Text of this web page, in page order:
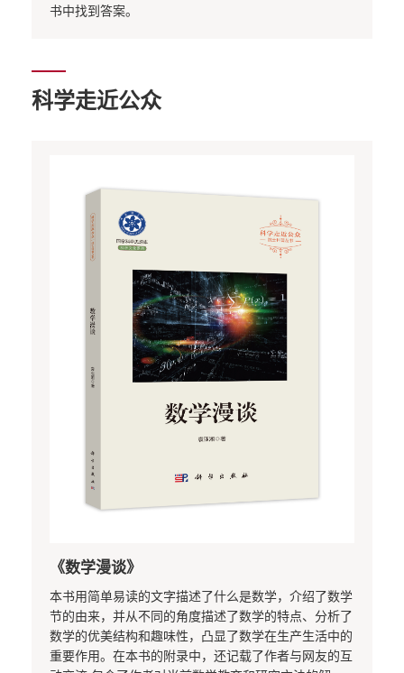
书中找到答案。
科学走近公众
《数学漫谈》
本书用简单易读的文字描述了什么是数学，介绍了数学
节的由来，并从不同的角度描述了数学的特点、分析了
数学的优美结构和趣味性，凸显了数学在生产生活中的
重要作用。在本书的附录中，还记载了作者与网友的互